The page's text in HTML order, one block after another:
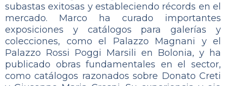
subastas exitosas y estableciendo récords en el
mercado. Marco ha curado importantes
exposiciones y catálogos para galerías y
colecciones, como el Palazzo Magnani y el
Palazzo Rossi Poggi Marsili en Bolonia, y ha
publicado obras fundamentales en el sector,
como catálogos razonados sobre Donato Creti